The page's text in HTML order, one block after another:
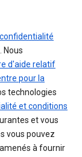
Nous
d'aide relatif
pour la
technologies
et conditions
et vous
vous pouvez
à fournir